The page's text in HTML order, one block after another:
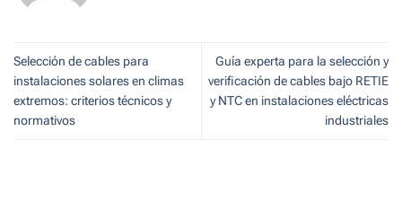
Selección de cables para
instalaciones solares en climas
extremos: criterios técnicos y
normativos
Guía experta para la selección y
verificación de cables bajo RETIE
y NTC en instalaciones eléctricas
industriales